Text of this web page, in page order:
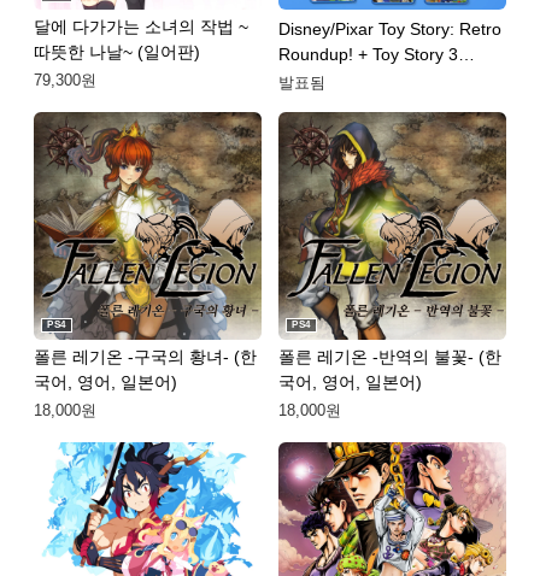
달에 다가가는 소녀의 작법 ~
따뜻한 나날~ (일어판)
79,300원
Disney/Pixar Toy Story: Retro
Roundup! + Toy Story 3
Complete Edition Double
발표됨
폴른 레기온 -구국의 황녀- (한
국어, 영어, 일본어)
PS4
18,000원
폴른 레기온 -반역의 불꽃- (한
국어, 영어, 일본어)
PS4
18,000원